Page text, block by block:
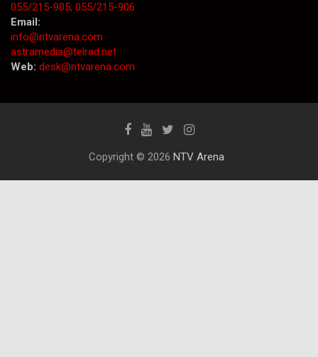
055/215-905; 055/215-906
Email:
info@ntvarena.com
astramedia@telrad.net
Web: desk@ntvarena.com
Copyright © 2026 NTV Arena